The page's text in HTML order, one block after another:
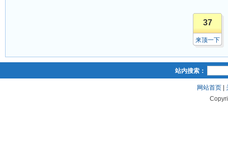
37
来顶一下
站内搜索：
网站首页